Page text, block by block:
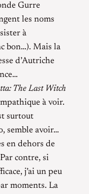
Gurre
les noms
à
bon…). Mais la
d’Autriche
The Last Witch
à voir.
surtout
semble avoir…
en dehors de
contre, si
j’ai un peu
moments. La